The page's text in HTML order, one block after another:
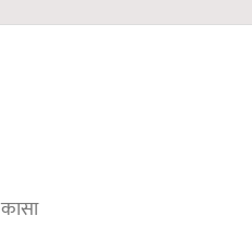
कासा